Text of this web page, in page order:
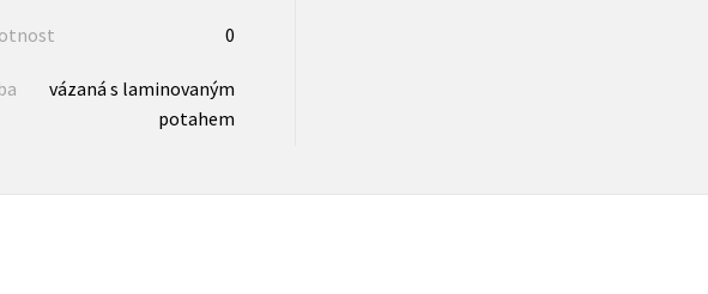
0
vázaná s laminovaným
potahem